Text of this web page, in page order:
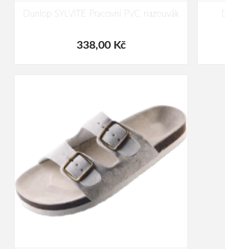
Dunlop SYLVITE Pracovní PVC nazouvák
338,00 Kč